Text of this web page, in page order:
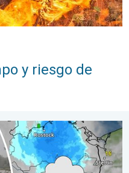
y riesgo de
3 pulgadas en un día. .